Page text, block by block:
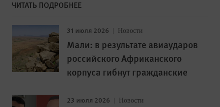
ЧИТАТЬ ПОДРОБНЕЕ
31 июля 2026 Новости
Мали: в результате авиаударов
российского Африканского
корпуса гибнут гражданские
23 июля 2026 Новости